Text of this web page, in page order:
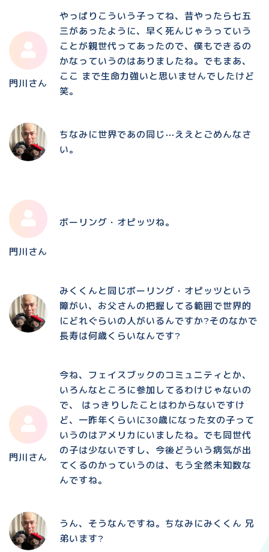
門川さん
やっぱりこういう子ってね、昔やったら七五
三があったように、早く死んじゃうっていう
ことが親世代ってあったので、僕もできるの
かなっていうのはありましたね。でもまあ、
ここ まで生命力強いと思いませんでしたけど
笑。
ちなみに世界であの同じ⋯ええとごめんなさ
い。
門川さん
ボーリング・オピッツね。
みくくんと同じボーリング・オピッツという
障がい、お父さんの把握してる範囲で世界的
にどれぐらいの人がいるんですか?そのなかで
長寿は何歳くらいなんです?
門川さん
今ね、フェイスブックのコミュニティとか、
いろんなところに参加してるわけじゃないの
で、 はっきりしたことはわからないですけ
ど、一昨年くらいに30歳になった女の子って
いうのはアメリカにいましたね。でも同世代
の子は少ないですし、今後どういう病気が出
てくるのかっていうのは、もう全然未知数な
んですね。
うん、そうなんですね。ちなみにみくくん 兄
弟います?